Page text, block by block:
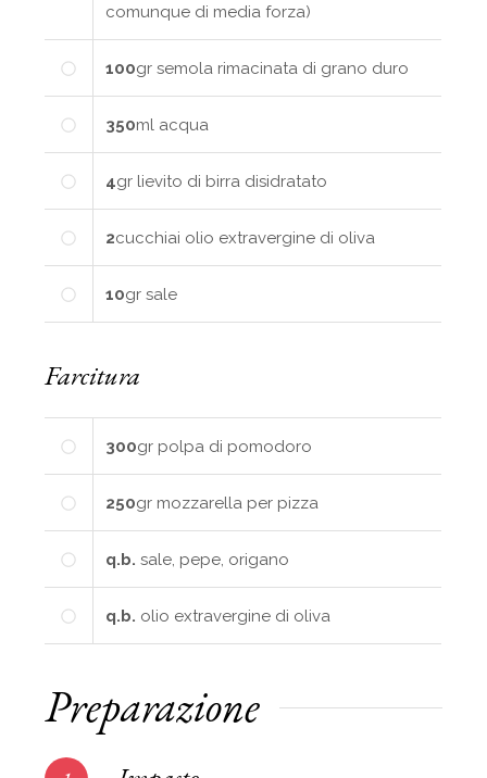
comunque di media forza)
100gr semola rimacinata di grano duro
350ml acqua
4gr lievito di birra disidratato
2cucchiai olio extravergine di oliva
10gr sale
Farcitura
300gr polpa di pomodoro
250gr mozzarella per pizza
q.b. sale, pepe, origano
q.b. olio extravergine di oliva
Preparazione